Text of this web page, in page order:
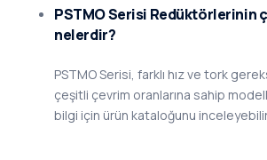
PSTMO Serisi Redüktörlerinin
nelerdir?
PSTMO Serisi, farklı hız ve tork
çeşitli çevrim oranlarına sahip
bilgi için ürün kataloğunu